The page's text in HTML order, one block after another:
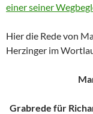
einer seiner
Hier die Rede von
Herzinger im
Grabrede für